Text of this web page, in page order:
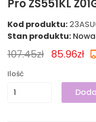
Pro ZS551KL
Kod produktu:
Stan produktu: Nowa
107.45zł 85.96zł
Ilość